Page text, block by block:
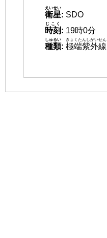
衛星
えいせい
: SDO
時刻
じこく
: 19時0分
種類
しゅるい
: 極端紫外線
きょくたんしがいせん